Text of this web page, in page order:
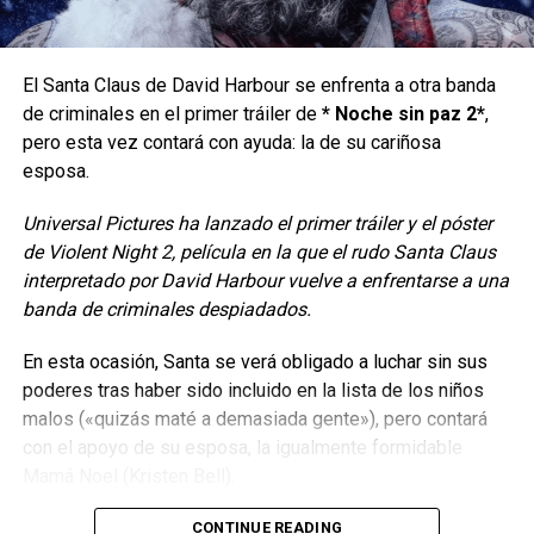
Supergirl merece brillar con luz propia en la pantalla
La Mujer del Mañana.
Supergirl
destrucción de su hogar y la pérdida de los suyos; por lo
que toma su cumpleaños número 23 como el pretexto
perfecto para tomarse un break de la Tierra y enfiestarse
entre planetas, sobre todo en los que haya un Sol rojo, el
cual le quita sus poderes y le permite sentir los efectos
del alcohol; lo que la llevará a conocer a la joven
Juthye
Marye Knoll (Eve Ridley)
quien le pide ayuda para
encontrar al responsable del asesinato de su familia y
embarca en una misión espacila contra el tiempo que
El Santa Claus de David Harbour se enfrenta a otra banda
de criminales en el primer tráiler de * Noche sin paz 2*,
pero esta vez contará con ayuda: la de su cariñosa
esposa.
Universal Pictures ha lanzado el primer tráiler y el póster
de Violent Night 2, película en la que el rudo Santa Claus
interpretado por David Harbour vuelve a enfrentarse a una
banda de criminales despiadados.
En esta ocasión, Santa se verá obligado a luchar sin sus
poderes tras haber sido incluido en la lista de los niños
malos («quizás maté a demasiada gente»), pero contará
con el apoyo de su esposa, la igualmente formidable
CONTINUE READING